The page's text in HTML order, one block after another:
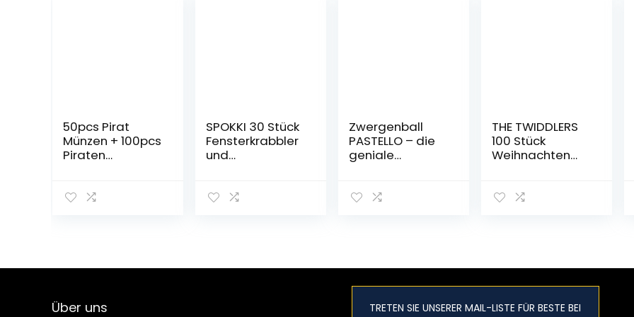
50pcs Pirat
Münzen + 100pcs
Piraten
Goldmünzen
Schmucksteine
Mitgebsel
SPOKKI 30 Stück
Fensterkrabbler
und
Kindergeburtsta
Puzzle
Zwergenball
PASTELLO – die
geniale
Ball – Geniales
unterwegs –
Perfekt auf
Geschenk –
THE TWIDDLERS
100 Stück
Weihnachten
Spielzeug für
Über uns TRETEN SIE UNSERER MAIL-LISTE FÜR BESTE BEI